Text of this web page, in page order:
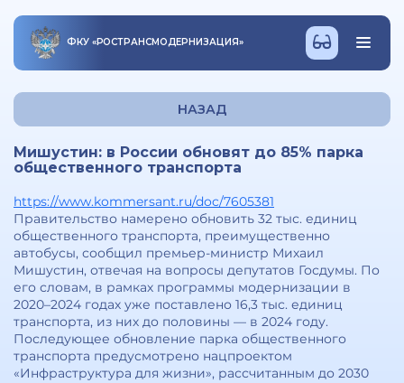
ФКУ «РОСТРАНСМОДЕРНИЗАЦИЯ»
НАЗАД
Мишустин: в России обновят до 85% парка
общественного транспорта
https://www.kommersant.ru/doc/7605381
Правительство намерено обновить 32 тыс. единиц
общественного транспорта, преимущественно
автобусы, сообщил премьер-министр Михаил
Мишустин, отвечая на вопросы депутатов Госдумы. По
его словам, в рамках программы модернизации в
2020–2024 годах уже поставлено 16,3 тыс. единиц
транспорта, из них до половины — в 2024 году.
Последующее обновление парка общественного
транспорта предусмотрено нацпроектом
«Инфраструктура для жизни», рассчитанным до 2030